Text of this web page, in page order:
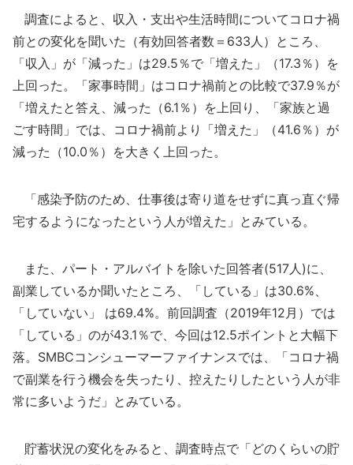
調査によると、収入・支出や生活時間についてコロナ禍
前との変化を聞いた（有効回答者数＝633人）ところ、
「収入」が「減った」は29.5％で「増えた」（17.3％）を
上回った。「家事時間」はコロナ禍前との比較で37.9％が
「増えたと答え、減った（6.1％）を上回り、「家族と過
ごす時間」では、コロナ禍前より「増えた」（41.6％）が
減った（10.0％）を大きく上回った。
「感染予防のため、仕事後は寄り道をせずに真っ直ぐ帰
宅するようになったという人が増えた」とみている。
また、パート・アルバイトを除いた回答者(517人)に、
副業しているか聞いたところ、「している」は30.6%、
「していない」 は69.4%。前回調査（2019年12月）では
「している」のが43.1％で、今回は12.5ポイントと大幅下
落。SMBCコンシューマーファイナンスでは、「コロナ禍
で副業を行う機会を失ったり、控えたりしたという人が非
常に多いようだ」とみている。
貯蓄状況の変化をみると、調査時点で「どのくらいの貯